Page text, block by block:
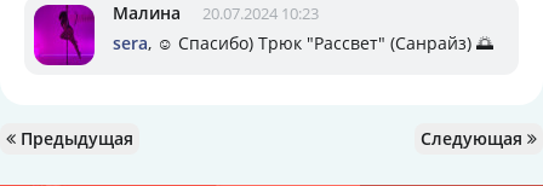
Малина 20.07.2024 10:23
sera, ☺️ Спасибо) Трюк "Рассвет" (Санрайз) 🌅
Предыдущая Следующая